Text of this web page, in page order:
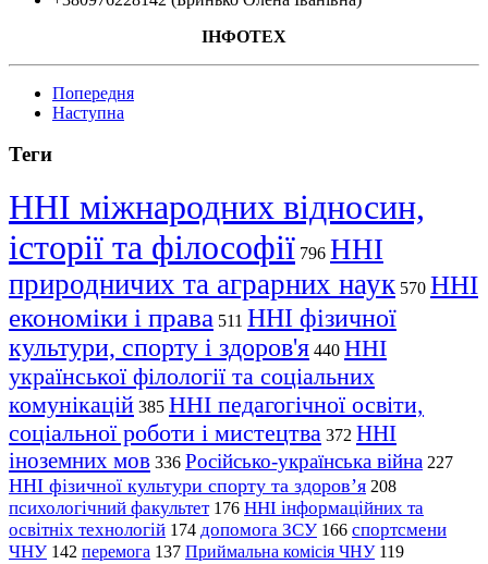
ІНФОТЕХ
Попередня
Наступна
Теги
ННІ міжнародних відносин,
історії та філософії 796 ННІ
природничих та аграрних наук 570 ННІ
економіки і права 511 ННІ фізичної
культури, спорту і здоров'я 440 ННІ
української філології та соціальних
комунікацій 385 ННІ педагогічної освіти,
соціальної роботи і мистецтва 372 ННІ
іноземних мов 336 Російсько-українська війна 227
ННІ фізичної культури спорту та здоров’я 208
психологічний факультет 176 ННІ інформаційних та
освітніх технологій 174 допомога ЗСУ 166 спортсмени
ЧНУ 142 перемога 137 Приймальна комісія ЧНУ 119